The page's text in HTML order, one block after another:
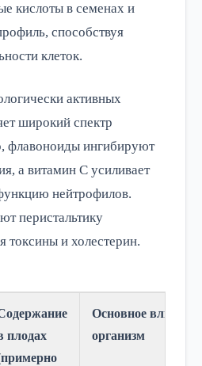
кислоты в семенах и
способствуя
клеток.
активных
широкий спектр
флавоноиды ингибируют
а витамин C усиливает
нейтрофилов.
перистальтику
токсины и холестерин.
плодах
Основное влияние
организм